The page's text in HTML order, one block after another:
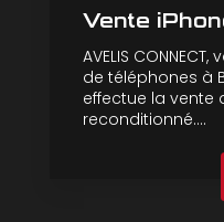
Vente
AVELIS
de téléphones à
effectue la vente
reconditionné....